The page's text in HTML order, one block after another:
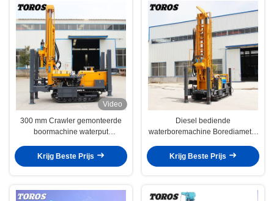
Video
300 mm Crawler gemonteerde
boormachine waterput
bediening
Krijg Beste Prijs
Diesel bediende
waterboremachine Borediameter
Krijg Beste Prijs